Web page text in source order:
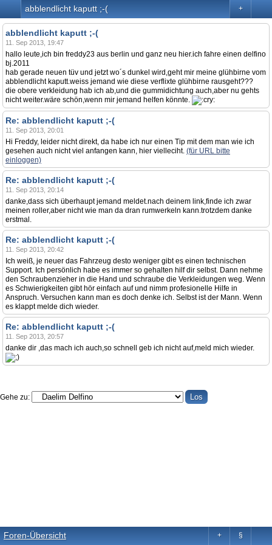
+
abblendlicht kaputt ;-(
abblendlicht kaputt ;-(
11. Sep 2013, 19:47
hallo leute,ich bin freddy23 aus berlin und ganz neu hier.ich fahre einen delfino
bj.2011
hab gerade neuen tüv und jetzt wo´s dunkel wird,geht mir meine glühbirne vom
abblendlicht kaputt.weiss jemand wie diese verflixte glühbirne rausgeht???
die obere verkleidung hab ich ab,und die gummidichtung auch,aber nu gehts
nicht weiter.wäre schön,wenn mir jemand helfen könnte.
Re: abblendlicht kaputt ;-(
11. Sep 2013, 20:01
Hi Freddy, leider nicht direkt, da habe ich nur einen Tip mit dem man wie ich
gesehen auch nicht viel anfangen kann, hier vielleciht. (für URL bitte
einloggen)
Re: abblendlicht kaputt ;-(
11. Sep 2013, 20:14
danke,dass sich überhaupt jemand meldet.nach deinem link,finde ich zwar
meinen roller,aber nicht wie man da dran rumwerkeln kann.trotzdem danke
erstmal.
Re: abblendlicht kaputt ;-(
11. Sep 2013, 20:42
Ich weiß, je neuer das Fahrzeug desto weniger gibt es einen technischen
Support. Ich persönlich habe es immer so gehalten hilf dir selbst. Dann nehme
den Schraubenzieher in die Hand und schraube die Verkleidungen weg. Wenn
es Schwierigkeiten gibt hör einfach auf und nimm profesionelle Hilfe in
Anspruch. Versuchen kann man es doch denke ich. Selbst ist der Mann. Wenn
es klappt melde dich wieder.
Re: abblendlicht kaputt ;-(
11. Sep 2013, 20:57
danke dir ,das mach ich auch,so schnell geb ich nicht auf,meld mich wieder.
Gehe zu:
Foren-Übersicht §
+